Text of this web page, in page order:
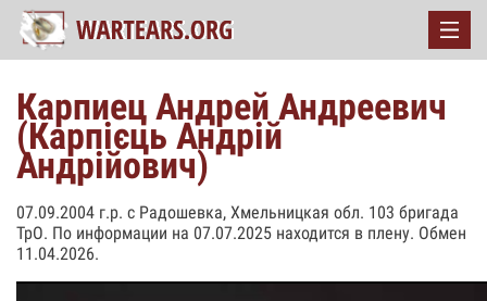
Карпиец Андрей Андреевич
(Карпієць Андрій
Андрійович)
07.09.2004 г.р. с Радошевка, Хмельницкая обл. 103 бригада
ТрО. По информации на 07.07.2025 находится в плену. Обмен
11.04.2026.